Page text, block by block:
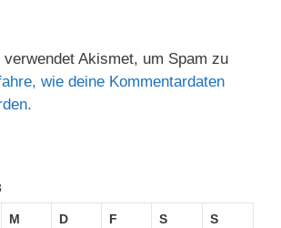
Akismet, um Spam zu
wie deine Kommentardaten
M D F S S